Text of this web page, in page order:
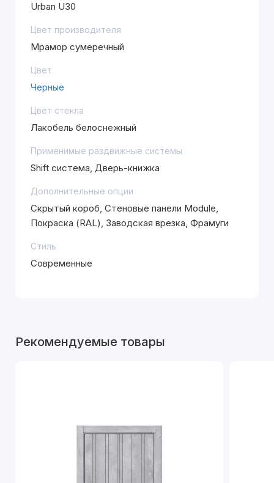
Urban U30
Цвет производителя
Мрамор сумеречный
Цвет
Черные
Цвет стекла
Лакобель белоснежный
Применимые раздвижные системы
Shift система, Дверь-книжка
Дополнительные опции
Скрытый короб, Стеновые панели Module,
Покраска (RAL), Заводская врезка, Фрамуги
Стиль
Современные
Рекомендуемые товары